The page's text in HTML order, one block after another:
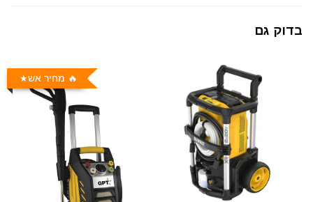
בדוק גם
🔥 מחיר אש